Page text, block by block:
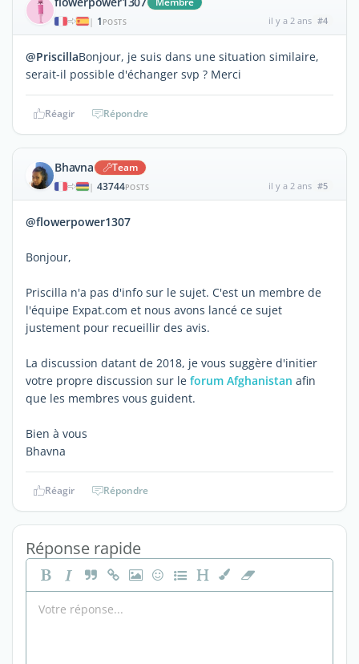
| 1 POSTS il y a 2 ans #4
@PriscillaBonjour, je suis dans une situation similaire,
serait-il possible d'échanger svp ? Merci
Réagir Répondre
Bhavna Team
| 43744POSTS il y a 2 ans #5
@flowerpower1307
Bonjour,
Priscilla n'a pas d'info sur le sujet. C'est un membre de
l'équipe Expat.com et nous avons lancé ce sujet
justement pour recueillir des avis.
La discussion datant de 2018, je vous suggère d'initier
votre propre discussion sur le forum Afghanistan afin
que les membres vous guident.
Bien à vous
Bhavna
Réagir Répondre
Réponse rapide